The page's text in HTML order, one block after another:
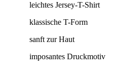
leichtes Jersey-T-Shirt
klassische T-Form
sanft zur Haut
imposantes Druckmotiv